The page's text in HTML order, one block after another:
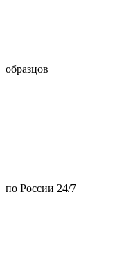
образцов
по России 24/7